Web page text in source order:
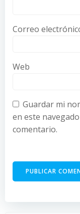
Correo
Web
Guardar mi
en este
comentario.